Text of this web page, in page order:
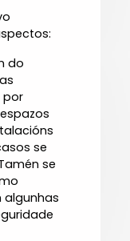
do
por
se
se
algunhas